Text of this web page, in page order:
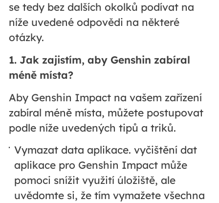
se tedy bez dalších okolků podívat na
níže uvedené odpovědi na některé
otázky.
1. Jak zajistím, aby Genshin zabíral
méně místa?
Aby Genshin Impact na vašem zařízení
zabíral méně místa, můžete postupovat
podle níže uvedených tipů a triků.
Vymazat data aplikace. vyčištění dat
aplikace pro Genshin Impact může
pomoci snížit využití úložiště, ale
uvědomte si, že tím vymažete všechna